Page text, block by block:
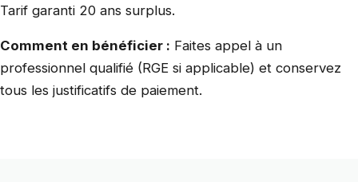
Tarif garanti 20 ans surplus.
Comment en bénéficier : Faites appel à un
professionnel qualifié (RGE si applicable) et conservez
tous les justificatifs de paiement.